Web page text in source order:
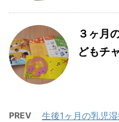
３ヶ月
どもチ
PREV
生後1ヶ月の乳児